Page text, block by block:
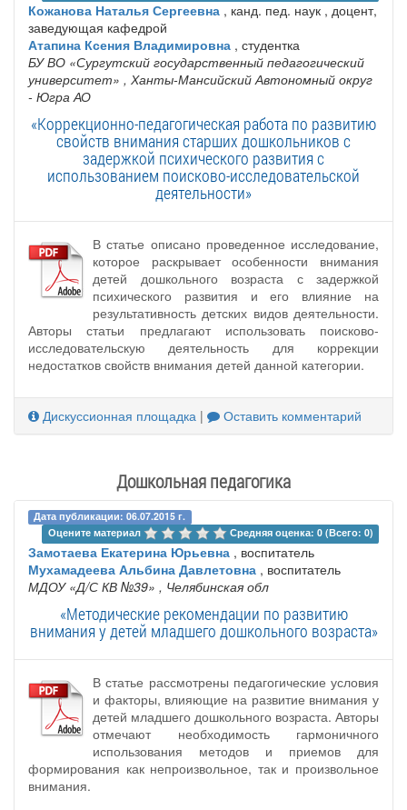
Кожанова Наталья Сергеевна , канд. пед. наук , доцент,
заведующая кафедрой
Атапина Ксения Владимировна , студентка
БУ ВО «Сургутский государственный педагогический
университет» , Ханты-Мансийский Автономный округ
- Югра АО
«Коррекционно-педагогическая работа по развитию
свойств внимания старших дошкольников с
задержкой психического развития с
использованием поисково-исследовательской
деятельности»
В статье описано проведенное исследование,
которое раскрывает особенности внимания
детей дошкольного возраста с задержкой
психического развития и его влияние на
результативность детских видов деятельности.
Авторы статьи предлагают использовать поисково-
исследовательскую деятельность для коррекции
недостатков свойств внимания детей данной категории.
Дискуссионная площадка | Оставить комментарий
Дошкольная педагогика
Дата публикации: 06.07.2015 г.
Оцените материал
Средняя оценка: 0 (Всего: 0)
Замотаева Екатерина Юрьевна , воспитатель
Мухамадеева Альбина Давлетовна , воспитатель
МДОУ «Д/С КВ №39» , Челябинская обл
«Методические рекомендации по развитию
внимания у детей младшего дошкольного возраста»
В статье рассмотрены педагогические условия
и факторы, влияющие на развитие внимания у
детей младшего дошкольного возраста. Авторы
отмечают необходимость гармоничного
использования методов и приемов для
формирования как непроизвольное, так и произвольное
внимания.